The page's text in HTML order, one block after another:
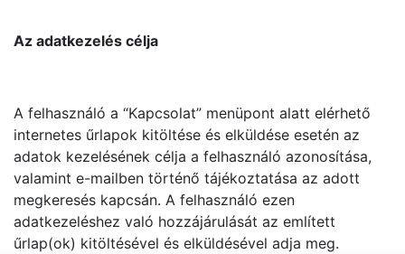
Az adatkezelés célja
A felhasználó a “Kapcsolat” menüpont alatt elérhető
internetes űrlapok kitöltése és elküldése esetén az
adatok kezelésének célja a felhasználó azonosítása,
valamint e-mailben történő tájékoztatása az adott
megkeresés kapcsán. A felhasználó ezen
adatkezeléshez való hozzájárulását az említett
űrlap(ok) kitöltésével és elküldésével adja meg.